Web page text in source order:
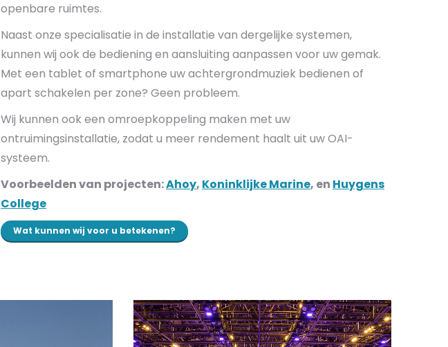
openbare ruimtes.
Naast onze specialisatie in de installatie van dergelijke systemen,
kunnen wij ook de bediening en aansluiting aanpassen voor uw gemak.
Met een tablet of smartphone uw achtergrondmuziek bedienen of
apart schakelen per zone? Geen probleem.
Wij kunnen ook een omroepkoppeling maken met uw
ontruimingsinstallatie, zodat u meer rendement haalt uit uw OAI-
systeem.
Voorbeelden van projecten:Ahoy, Koninklijke Marine, en Huygens
College
Wat kunnen wij voor u betekenen?